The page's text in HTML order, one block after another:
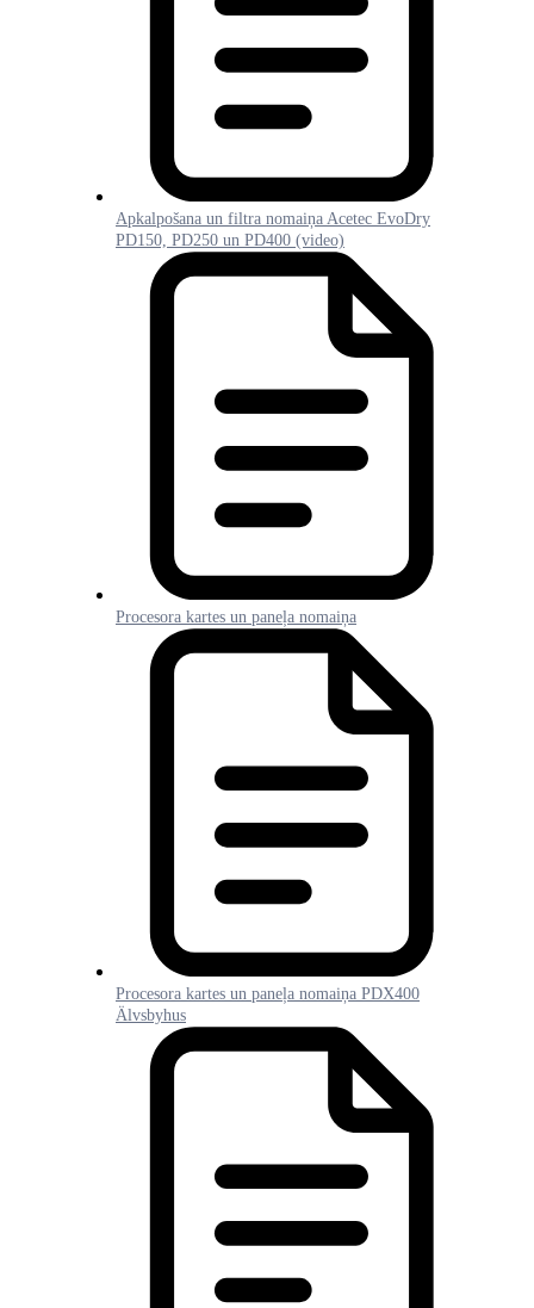
Apkalpošana un filtra nomaiņa Acetec EvoDry
PD150, PD250 un PD400 (video)
Procesora kartes un paneļa nomaiņa
Procesora kartes un paneļa nomaiņa PDX400
Älvsbyhus